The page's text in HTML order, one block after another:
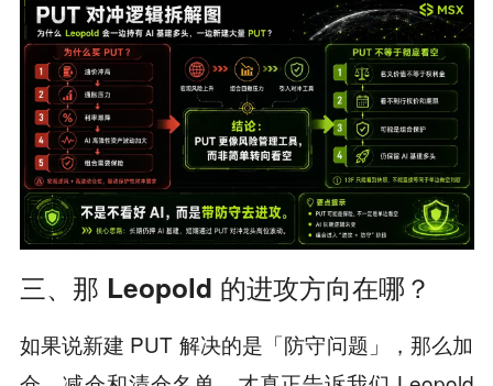
三、那 Leopold 的进攻方向在哪？
如果说新建 PUT 解决的是「防守问题」，那么加